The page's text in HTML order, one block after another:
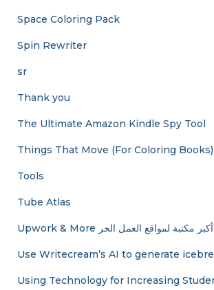
Space Coloring Pack
Spin Rewriter
sr
Thank you
The Ultimate Amazon Kindle Spy Tool
Things That Move (For Coloring Books)
Tools
Tube Atlas
Upwork & More أكبر مكتبة لمواقع العمل الحر
Use Writecream’s AI to generate
Using Technology for Increasing